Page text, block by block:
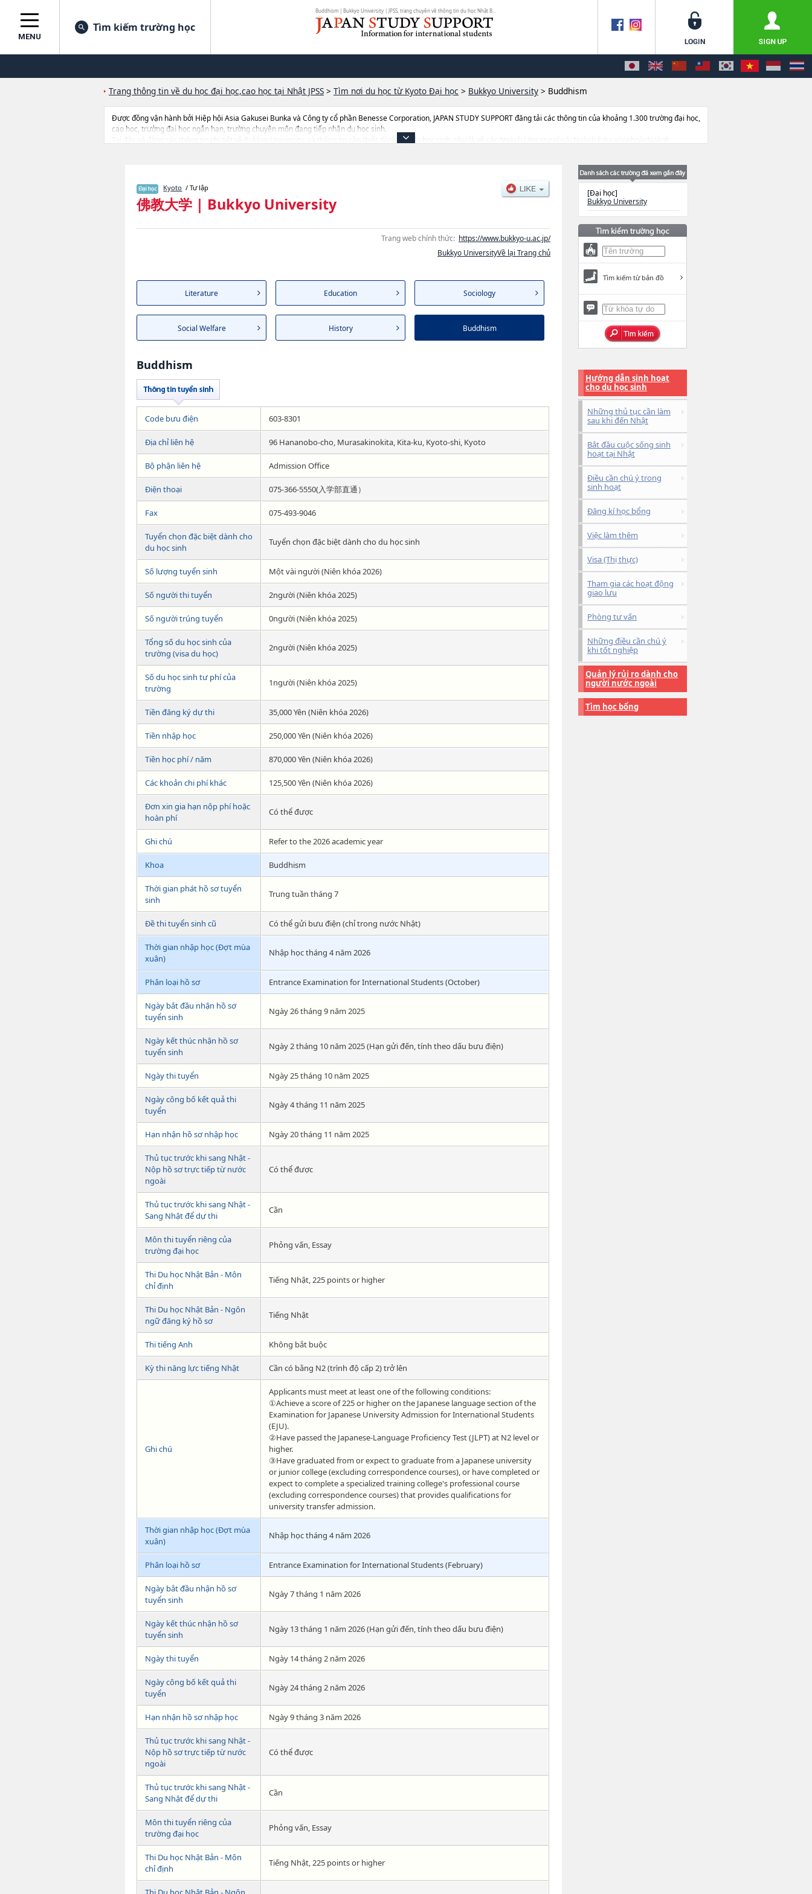
MENU
Tìm kiếm trường học
Trang thông tin về du học đại học,cao học tại Nhật JPSS > Tìm nơi du học từ Kyoto Đại học > Bukkyo University > Buddhism
Được đồng vận hành bởi Hiệp hội Asia Gakusei Bunka và Công ty cổ phần Benesse Corporation, JAPAN STUDY SUPPORT đăng tải các thông tin của khoảng 1.300 trường đại học,
cao học, trường đại học ngắn hạn, trường chuyên môn đang tiếp nhận du học sinh.
Tại đây có đăng các thông tin chi tiết về Bukkyo University, và thông tin cần thiết dành cho du học sinh, như là về các Ngành LiteraturehoặcNgành EducationhoặcNgành
Kyoto / Tư lập
佛教大学 | Bukkyo University
Trang web chính thức: https://www.bukkyo-u.ac.jp/
Bukkyo UniversityVề lại Trang chủ
Literature Education Sociology
Social Welfare History Buddhism
Buddhism
Code bưu điện 603-8301
Địa chỉ liên hệ 96 Hananobo-cho, Murasakinokita, Kita-ku, Kyoto-shi, Kyoto
Bộ phận liên hệ Admission Office
Điện thoại 075-366-5550(入学部直通）
Fax 075-493-9046
Tuyển chọn đặc biệt dành cho
du học sinh
Tuyển chọn đặc biệt dành cho du học sinh
Số lượng tuyển sinh Một vài người (Niên khóa 2026)
Số người thi tuyển 2người (Niên khóa 2025)
Số người trúng tuyển 0người (Niên khóa 2025)
Tổng số du học sinh của
trường (visa du học)
2người (Niên khóa 2025)
Số du học sinh tư phí của
trường
1người (Niên khóa 2025)
Tiền đăng ký dự thi 35,000 Yên (Niên khóa 2026)
Tiền nhập học 250,000 Yên (Niên khóa 2026)
Tiền học phí / năm 870,000 Yên (Niên khóa 2026)
Các khoản chi phí khác 125,500 Yên (Niên khóa 2026)
Đơn xin gia hạn nộp phí hoặc
hoàn phí
Có thể được
Ghi chú Refer to the 2026 academic year
Khoa Buddhism
Thời gian phát hồ sơ tuyển
sinh
Trung tuần tháng 7
Đề thi tuyển sinh cũ Có thể gửi bưu điện (chỉ trong nước Nhật)
Thời gian nhập học (Đợt mùa
xuân)
Nhập học tháng 4 năm 2026
Phân loại hồ sơ Entrance Examination for International Students (October)
Ngày bắt đầu nhận hồ sơ
tuyển sinh
Ngày 26 tháng 9 năm 2025
Ngày kết thúc nhận hồ sơ
tuyển sinh
Ngày 2 tháng 10 năm 2025 (Hạn gửi đến, tính theo dấu bưu điện)
Ngày thi tuyển Ngày 25 tháng 10 năm 2025
Ngày công bố kết quả thi
tuyển
Ngày 4 tháng 11 năm 2025
Hạn nhận hồ sơ nhập học Ngày 20 tháng 11 năm 2025
Thủ tục trước khi sang Nhật -
Nộp hồ sơ trực tiếp từ nước
ngoài
Có thể được
Thủ tục trước khi sang Nhật -
Sang Nhật để dự thi
Cần
Môn thi tuyển riêng của
trường đại học
Phỏng vấn, Essay
Thi Du học Nhật Bản - Môn
chỉ định
Tiếng Nhật, 225 points or higher
Thi Du học Nhật Bản - Ngôn
ngữ đăng ký hồ sơ
Tiếng Nhật
Thi tiếng Anh Không bắt buộc
Kỳ thi năng lực tiếng Nhật Cần có bằng N2 (trình độ cấp 2) trở lên
Ghi chú
Applicants must meet at least one of the following conditions:
①Achieve a score of 225 or higher on the Japanese language section of the
Examination for Japanese University Admission for International Students
(EJU).
②Have passed the Japanese-Language Proficiency Test (JLPT) at N2 level or
higher.
③Have graduated from or expect to graduate from a Japanese university
or junior college (excluding correspondence courses), or have completed or
expect to complete a specialized training college's professional course
(excluding correspondence courses) that provides qualifications for
university transfer admission.
Thời gian nhập học (Đợt mùa
xuân)
Nhập học tháng 4 năm 2026
Phân loại hồ sơ Entrance Examination for International Students (February)
Ngày bắt đầu nhận hồ sơ
tuyển sinh
Ngày 7 tháng 1 năm 2026
Ngày kết thúc nhận hồ sơ
tuyển sinh
Ngày 13 tháng 1 năm 2026 (Hạn gửi đến, tính theo dấu bưu điện)
Ngày thi tuyển Ngày 14 tháng 2 năm 2026
Ngày công bố kết quả thi
tuyển
Ngày 24 tháng 2 năm 2026
Hạn nhận hồ sơ nhập học Ngày 9 tháng 3 năm 2026
Thủ tục trước khi sang Nhật -
Nộp hồ sơ trực tiếp từ nước
ngoài
Có thể được
Thủ tục trước khi sang Nhật -
Sang Nhật để dự thi
Cần
Môn thi tuyển riêng của
trường đại học
Phỏng vấn, Essay
Thi Du học Nhật Bản - Môn
chỉ định
Tiếng Nhật, 225 points or higher
[Đại học]
Bukkyo University
Tìm kiếm từ bản đồ
Hướng dẫn sinh hoạt
cho du học sinh
Những thủ tục cần làm
sau khi đến Nhật
Bắt đầu cuộc sống sinh
hoạt tại Nhật
Điều cần chú ý trong
sinh hoạt
Đăng kí học bổng
Việc làm thêm
Visa (Thị thực)
Tham gia các hoạt động
giao lưu
Phòng tư vấn
Những điều cần chú ý
khi tốt nghiệp
Quản lý rủi ro dành cho
người nước ngoài
Tìm học bổng